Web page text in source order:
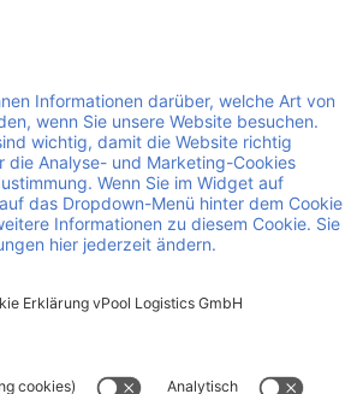
und Dokumente
Offene Stellen